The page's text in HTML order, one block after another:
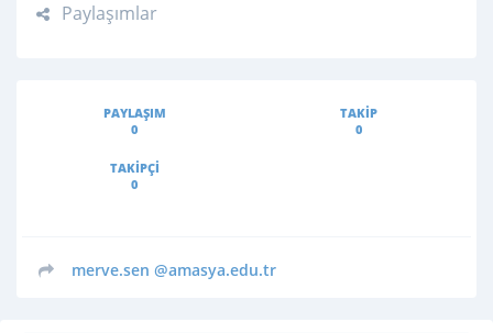
Paylaşımlar
PAYLAŞIM
0
TAKIP
0
TAKIPÇI
0
merve.sen @amasya.edu.tr